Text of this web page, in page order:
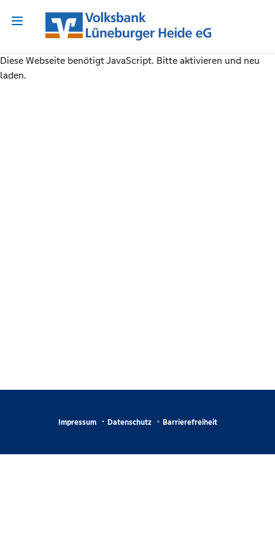
Diese Webseite benötigt JavaScript. Bitte aktivieren und neu
laden.
Impressum Datenschutz Barrierefreiheit